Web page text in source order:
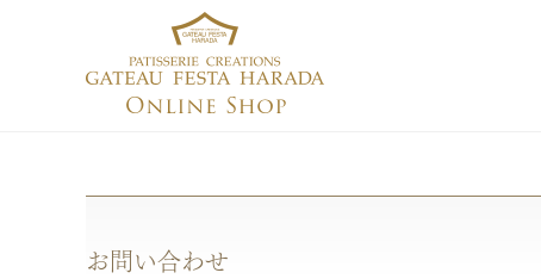
お問い合わせ